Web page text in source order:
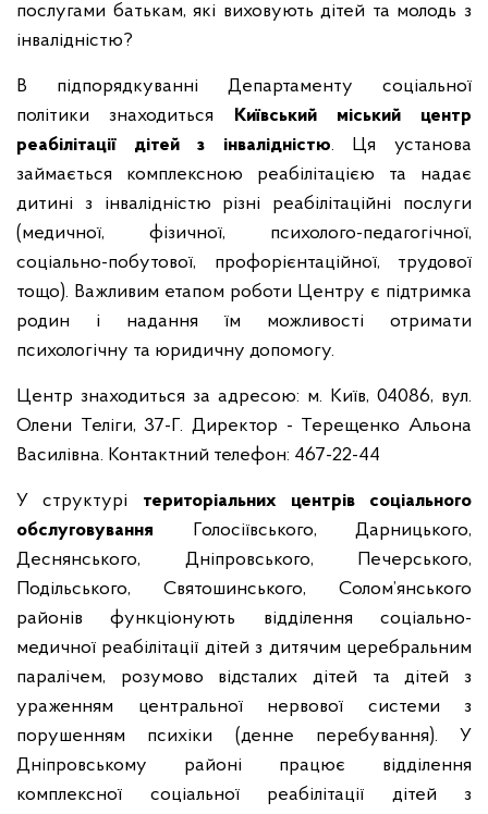
послугами батькам, які виховують дітей та молодь з
інвалідністю?
В підпорядкуванні Департаменту соціальної
політики знаходиться Київський міський центр
реабілітації дітей з інвалідністю. Ця установа
займається комплексною реабілітацією та надає
дитині з інвалідністю різні реабілітаційні послуги
(медичної, фізичної, психолого-педагогічної,
соціально-побутової, профорієнтаційної, трудової
тощо). Важливим етапом роботи Центру є підтримка
родин і надання їм можливості отримати
психологічну та юридичну допомогу.
Центр знаходиться за адресою: м. Київ, 04086, вул.
Олени Теліги, 37-Г. Директор - Терещенко Альона
Василівна. Контактний телефон: 467-22-44
У структурі територіальних центрів соціального
обслуговування Голосіївського, Дарницького,
Деснянського, Дніпровського, Печерського,
Подільського, Святошинського, Солом’янського
районів функціонують відділення соціально-
медичної реабілітації дітей з дитячим церебральним
паралічем, розумово відсталих дітей та дітей з
ураженням центральної нервової системи з
порушенням психіки (денне перебування). У
Дніпровському районі працює відділення
комплексної соціальної реабілітації дітей з